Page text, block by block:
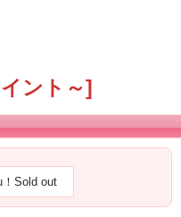
ント～]
Sold out